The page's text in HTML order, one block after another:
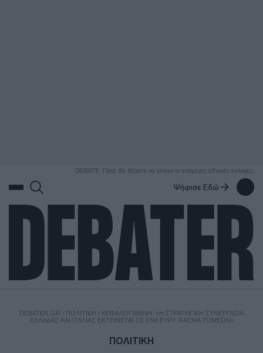
DEBATE: Πότε θα θέλατε να γίνουν οι επόμενες εθνικές εκλογές;
Ψήφισε Εδώ
DEBATER.GR / ΠΟΛΙΤΙΚΗ / ΚΕΦΑΛΟΓΙΆΝΝΗ: «Η ΣΤΡΑΤΗΓΙΚΉ ΣΥΝΕΡΓΑΣΊΑ
ΕΛΛΆΔΑΣ ΚΑΙ ΙΤΑΛΊΑΣ ΕΚΤΕΊΝΕΤΑΙ ΣΕ ΈΝΑ ΕΥΡΎ ΦΆΣΜΑ ΤΟΜΈΩΝ»
ΠΟΛΙΤΙΚΗ